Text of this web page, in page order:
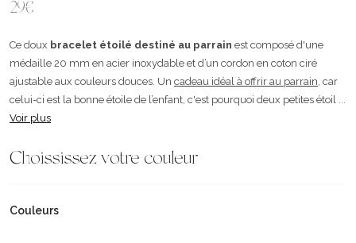
29€
Ce doux bracelet étoilé destiné au parrain est composé d'une
médaille 20 mm en acier inoxydable et d’un cordon en coton ciré
ajustable aux couleurs douces. Un cadeau idéal à offrir au parrain, car
celui-ci est la bonne étoile de l’enfant, c'est pourquoi deux petites étoil ...
Voir plus
Choississez votre couleur
Couleurs